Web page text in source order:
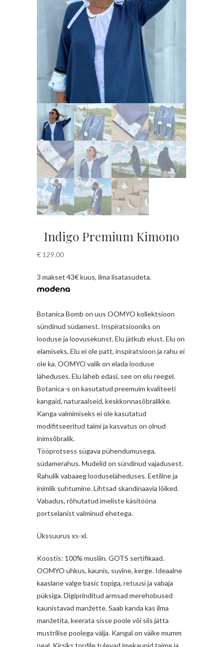
Indigo Premium Kimono
€ 129.00
3 makset 43€ kuus, ilma lisatasudeta.
Botanica Bomb on uus OOMYO kollektsioon
sündinud südamest. Inspiratsiooniks on
looduse ja loovusekunst. Elu jätkub elust. Elu on
elamiseks. Elu ei ole patt, inspiratsioon ja rahu ei
ole ka. OOMYO valik on elada looduse
läheduses. Elu läheb edasi, see on elu reegel.
Botanica-s on kasutatud preemuim kvaliteeti
kangaid, naturaalseid, keskkonnasõbralikke.
Kanga valmimiseks ei ole kasutatud
modifitseeritud taimi ja kasvatus on olnud
inimsõbralik.
Tööprotsess sügava pühendumusega,
südamerahus. Mudelid on sündinud vajadusest.
Rahulik vabaaeg looduseläheduses. Eetiline ja
inimlik suhtumine. Lihtsad skandinaavia lõiked.
Vabadus, rõhutatud imeliste käsitööna
portselanist valminud ehetega.
Ükssuurus xs-xl.
Koostis: 100% musliin. GOTS sertifikaad.
OOMYO uhkus, kaunis, suvine, kerge. Ideaalne
kaaslane valge basic topiga, retuusi ja vabaja
püksiga. Digiprinditud armsad merehobused
kaunistavad manžette. Saab kanda kas ilma
manžetita, keerata sisse poole või siis jätta
mustrilise poolega välja. Kangal on väike mumm